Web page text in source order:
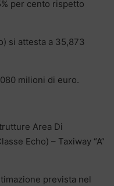
per cento rispetto
si attesta a 35,873
milioni di euro.
Area Di
Echo) – Taxiway “A”
prevista nel